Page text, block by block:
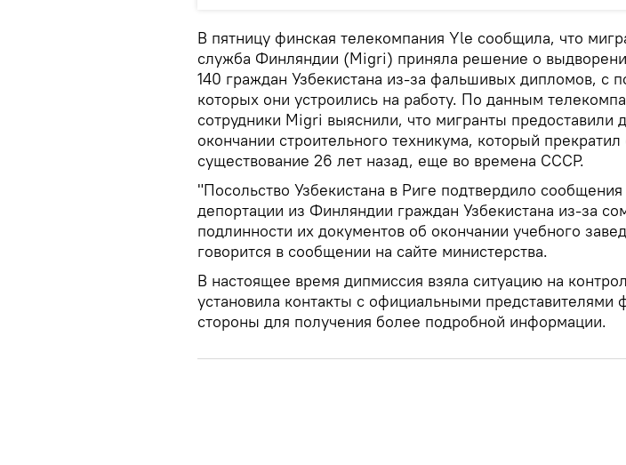
В пятницу финская телекомпания Yle сообщила, что
служба Финляндии (Migri) приняла решение о
140 граждан Узбекистана из-за фальшивых дипломов, с
которых они устроились на работу. По данным
сотрудники Migri выяснили, что мигранты предоставили
окончании строительного техникума, который прекратил
существование 26 лет назад, еще во времена СССР.
"Посольство Узбекистана в Риге подтвердило
депортации из Финляндии граждан Узбекистана из-за
подлинности их документов об окончании учебного
говорится в сообщении на сайте министерства.
В настоящее время дипмиссия взяла ситуацию на
установила контакты с официальными представителями
стороны для получения более подробной информации.